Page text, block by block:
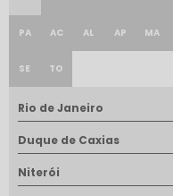
PA AC AL AP MA
SE TO
Rio de Janeiro
Duque de Caxias
Niterói